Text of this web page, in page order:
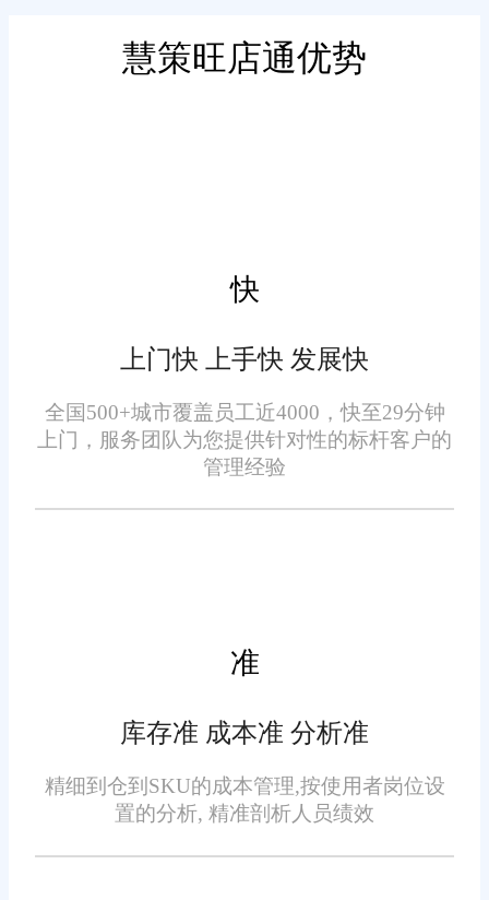
如何。实时库存信息可以减少库
库存低于设定的阈值时，系统会
保持适度的库存水平，避免了手
动检查库存和补货的繁琐工作。
3. 减少人为错误：
从而提高了库存管理的准确性。
4. 库存成本控制：
库存成本对企业来说是一项
重要的考虑因素。通过帮助企业
避免过多库存和减少库存积压，
慧策旺店通优势
快
上门快 上手快 发展快
全国500+城市覆盖员工近4000，快至29分钟
上门，服务团队为您提供针对性的标杆客户的
管理经验
准
库存准 成本准 分析准
精细到仓到SKU的成本管理,按使用者岗位设
置的分析, 精准剖析人员绩效